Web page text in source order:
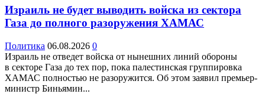
Израиль не будет выводить войска из сектора
Газа до полного разоружения ХАМАС
Политика 06.08.2026 0
Израиль не отведет войска от нынешних линий обороны
в секторе Газа до тех пор, пока палестинская группировка
ХАМАС полностью не разоружится. Об этом заявил премьер-
министр Биньямин...